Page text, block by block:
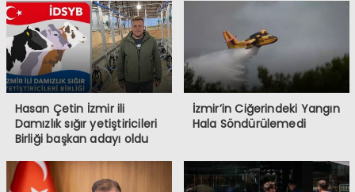
Hasan Çetin İzmir ili
Damızlık sığır yetiştiricileri
Birliği başkan adayı oldu
İzmir’in Ciğerindeki Yangın
Hala Söndürülemedi